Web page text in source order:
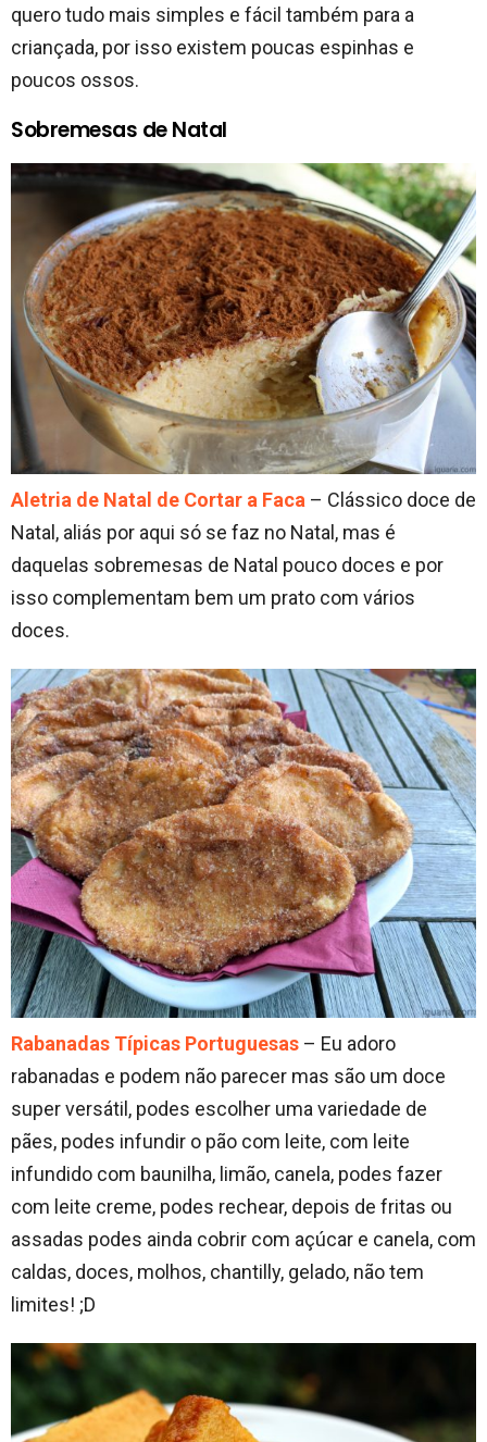
quero tudo mais simples e fácil também para a
criançada, por isso existem poucas espinhas e
poucos ossos.
Sobremesas de Natal
Aletria de Natal de Cortar a Faca – Clássico doce de
Natal, aliás por aqui só se faz no Natal, mas é
daquelas sobremesas de Natal pouco doces e por
isso complementam bem um prato com vários
doces.
Rabanadas Típicas Portuguesas – Eu adoro
rabanadas e podem não parecer mas são um doce
super versátil, podes escolher uma variedade de
pães, podes infundir o pão com leite, com leite
infundido com baunilha, limão, canela, podes fazer
com leite creme, podes rechear, depois de fritas ou
assadas podes ainda cobrir com açúcar e canela, com
caldas, doces, molhos, chantilly, gelado, não tem
limites! ;D